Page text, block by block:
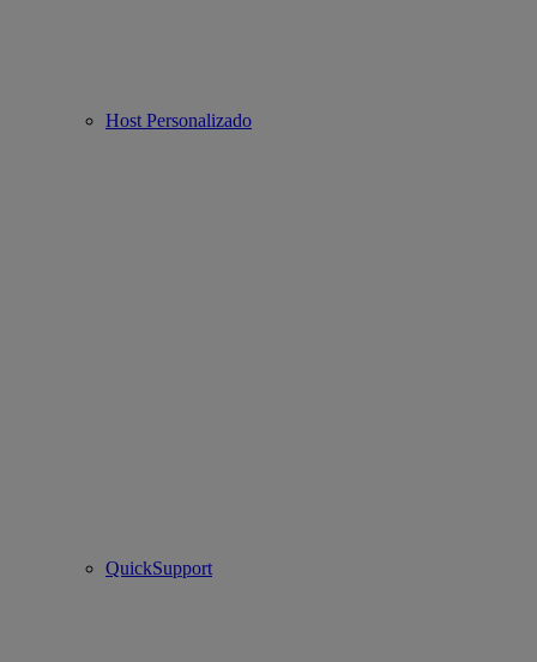
Host Personalizado
QuickSupport